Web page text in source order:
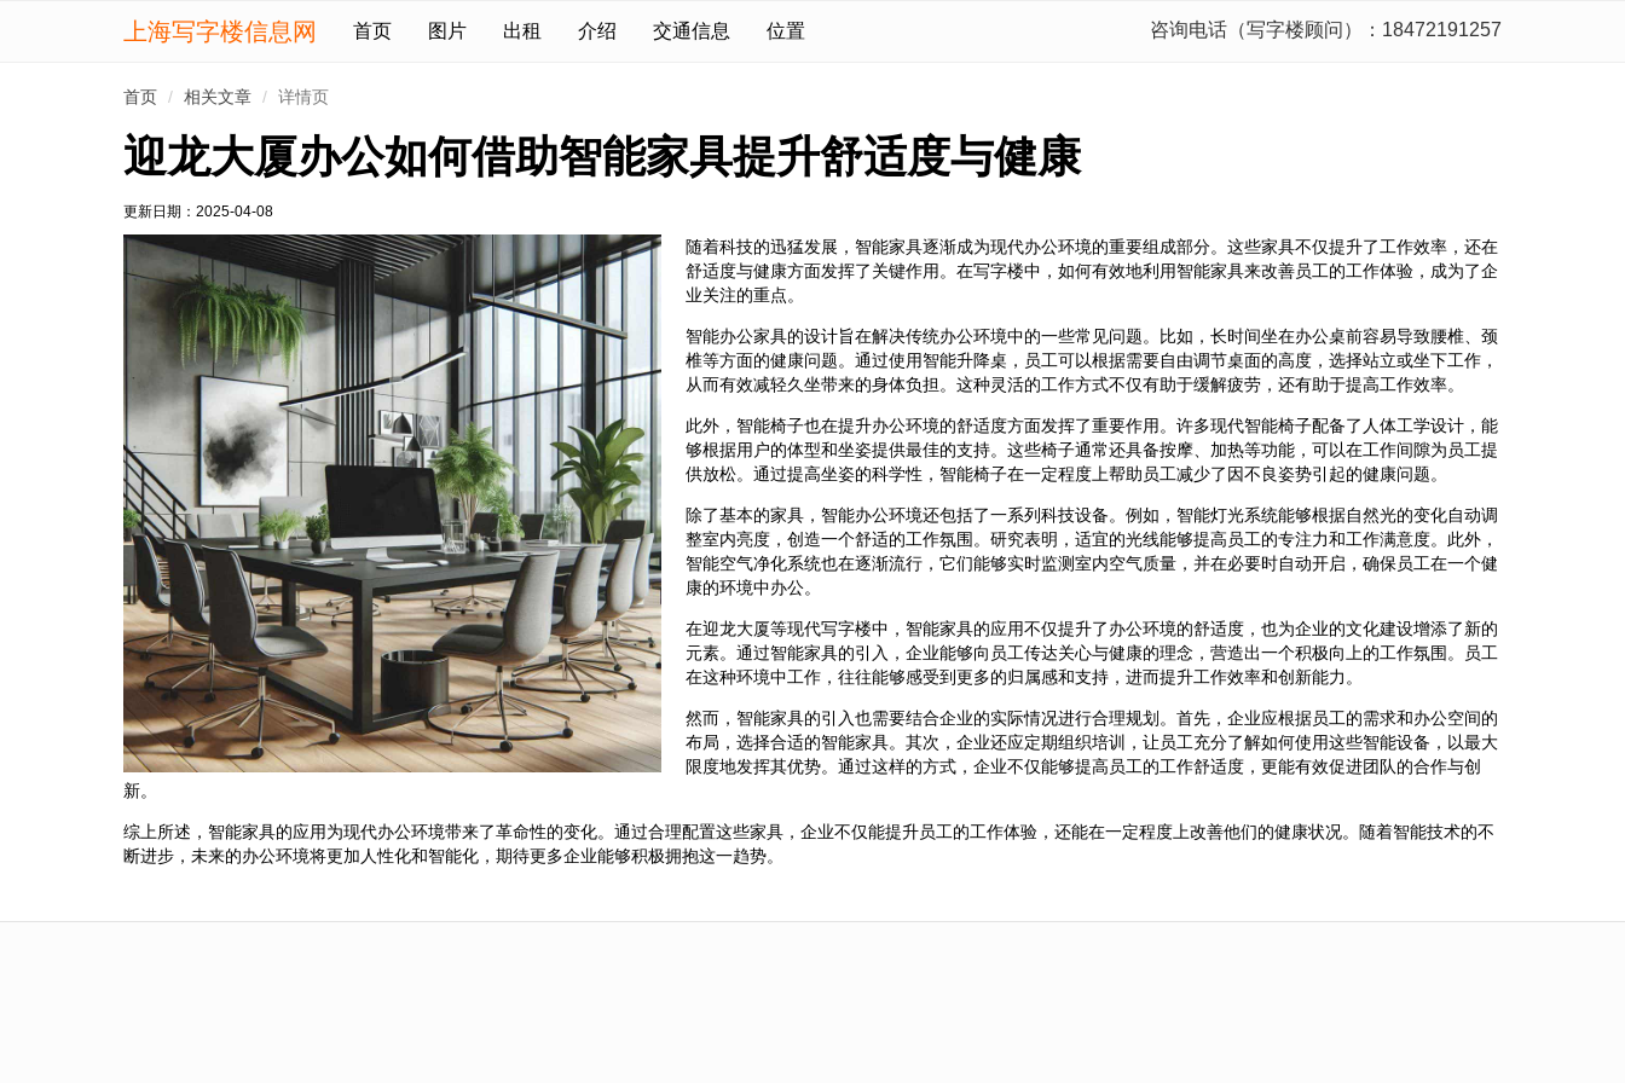
上海写字楼信息网 首页 图片 出租 介绍 交通信息 位置 咨询电话（写字楼顾问）：18472191257
首页 相关文章 详情页
迎龙大厦办公如何借助智能家具提升舒适度与健康
更新日期： 2025-04-08
随着科技的迅猛发展，智能家具逐渐成为现代办公环境的重要组成部分。这些家具不仅提升了工作效率，还在
舒适度与健康方面发挥了关键作用。在写字楼中，如何有效地利用智能家具来改善员工的工作体验，成为了企
业关注的重点。
智能办公家具的设计旨在解决传统办公环境中的一些常见问题。比如，长时间坐在办公桌前容易导致腰椎、颈
椎等方面的健康问题。通过使用智能升降桌，员工可以根据需要自由调节桌面的高度，选择站立或坐下工作，
从而有效减轻久坐带来的身体负担。这种灵活的工作方式不仅有助于缓解疲劳，还有助于提高工作效率。
此外，智能椅子也在提升办公环境的舒适度方面发挥了重要作用。许多现代智能椅子配备了人体工学设计，能
够根据用户的体型和坐姿提供最佳的支持。这些椅子通常还具备按摩、加热等功能，可以在工作间隙为员工提
供放松。通过提高坐姿的科学性，智能椅子在一定程度上帮助员工减少了因不良姿势引起的健康问题。
除了基本的家具，智能办公环境还包括了一系列科技设备。例如，智能灯光系统能够根据自然光的变化自动调
整室内亮度，创造一个舒适的工作氛围。研究表明，适宜的光线能够提高员工的专注力和工作满意度。此外，
智能空气净化系统也在逐渐流行，它们能够实时监测室内空气质量，并在必要时自动开启，确保员工在一个健
康的环境中办公。
在迎龙大厦等现代写字楼中，智能家具的应用不仅提升了办公环境的舒适度，也为企业的文化建设增添了新的
元素。通过智能家具的引入，企业能够向员工传达关心与健康的理念，营造出一个积极向上的工作氛围。员工
在这种环境中工作，往往能够感受到更多的归属感和支持，进而提升工作效率和创新能力。
然而，智能家具的引入也需要结合企业的实际情况进行合理规划。首先，企业应根据员工的需求和办公空间的
布局，选择合适的智能家具。其次，企业还应定期组织培训，让员工充分了解如何使用这些智能设备，以最大
限度地发挥其优势。通过这样的方式，企业不仅能够提高员工的工作舒适度，更能有效促进团队的合作与创
新。
综上所述，智能家具的应用为现代办公环境带来了革命性的变化。通过合理配置这些家具，企业不仅能提升员工的工作体验，还能在一定程度上改善他们的健康状况。随着智能技术的不
断进步，未来的办公环境将更加人性化和智能化，期待更多企业能够积极拥抱这一趋势。